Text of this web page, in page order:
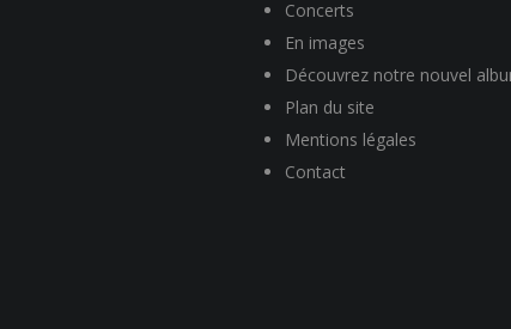
Concerts
En images
Découvrez notre nouvel
Plan du site
Mentions légales
Contact